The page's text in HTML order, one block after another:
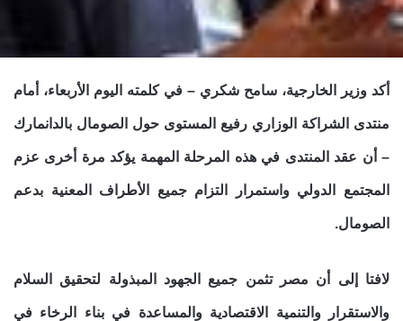
أكد وزير الخارجية، سامح شكري – في كلمته اليوم الأربعاء، أمام
منتدى الشراكة الوزاري رفيع المستوى حول الصومال بالدانمارك
– أن عقد المنتدى في هذه المرحلة المهمة يؤكد مرة أخرى عزم
المجتمع الدولي واستمرار التزام جميع الأطراف المعنية بدعم
الصومال.
لافتا إلى أن مصر تثمن جميع الجهود المبذولة لتحقيق السلام
والاستقرار والتنمية الاقتصادية والمساعدة في بناء الرخاء في